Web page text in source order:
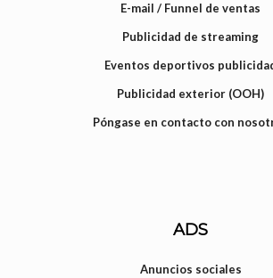
E-mail / Funnel de ventas
Publicidad de streaming
Eventos deportivos
Publicidad exterior (OOH)
Póngase en contacto con
ADS
Anuncios sociales